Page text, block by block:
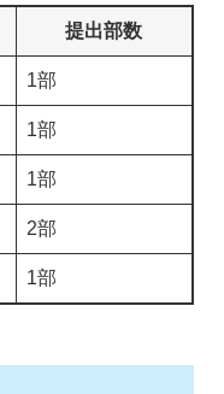
提出部数
1部
1部
1部
2部
1部